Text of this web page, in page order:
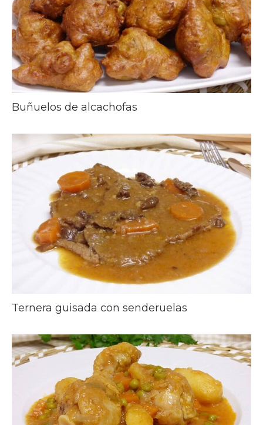
Buñuelos de alcachofas
Ternera guisada con senderuelas